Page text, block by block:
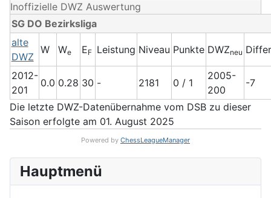
Inoffizielle DWZ Auswertung
SG DO Bezirksliga
alte
DWZ
W We EF Leistung Niveau Punkte DWZneu
2012-
201
0.0 0.28 30 - 2181 0 / 1
2005-
200
-7
Die letzte DWZ-Datenübernahme vom DSB zu dieser
Saison erfolgte am 01. August 2025
Powered by ChessLeagueManager
Hauptmenü